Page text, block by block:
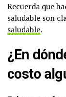
Recuerda que
saludable son
saludable.
¿En
costo